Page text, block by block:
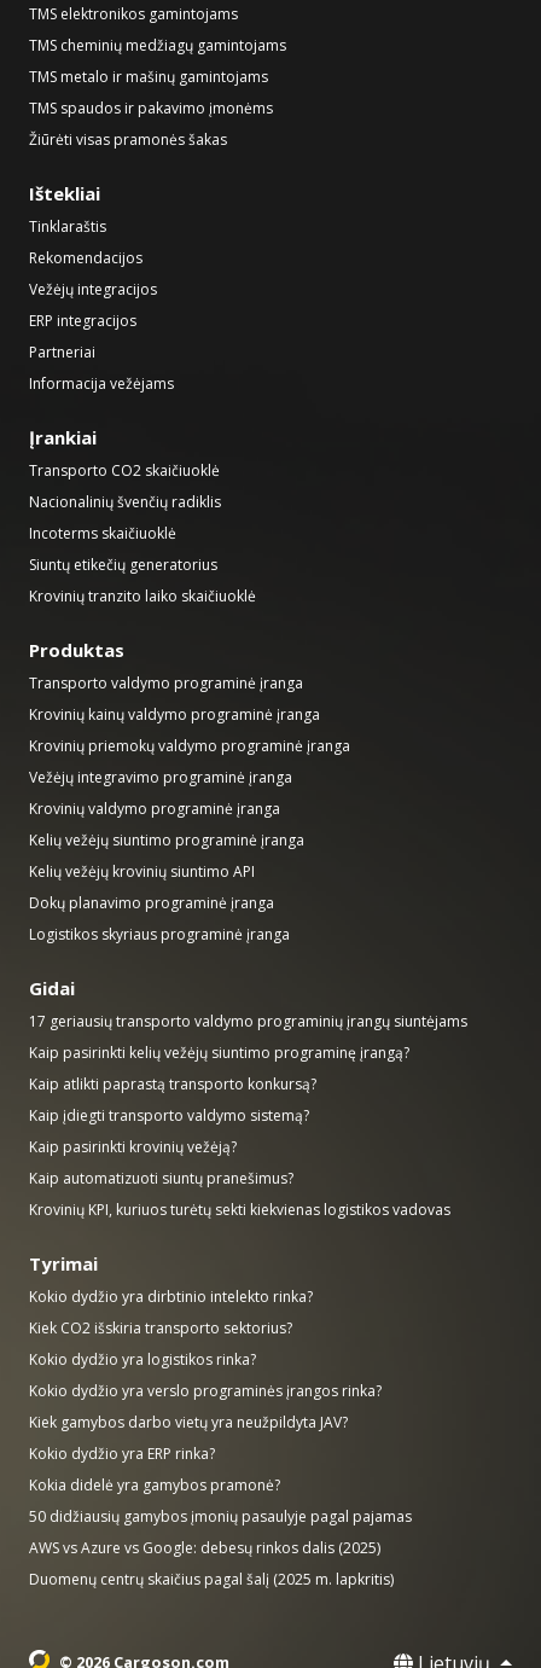
TMS elektronikos gamintojams
TMS cheminių medžiagų gamintojams
TMS metalo ir mašinų gamintojams
TMS spaudos ir pakavimo įmonėms
Žiūrėti visas pramonės šakas
Ištekliai
Tinklaraštis
Rekomendacijos
Vežėjų integracijos
ERP integracijos
Partneriai
Informacija vežėjams
Įrankiai
Transporto CO2 skaičiuoklė
Nacionalinių švenčių radiklis
Incoterms skaičiuoklė
Siuntų etikečių generatorius
Krovinių tranzito laiko skaičiuoklė
Produktas
Transporto valdymo programinė įranga
Krovinių kainų valdymo programinė įranga
Krovinių priemokų valdymo programinė įranga
Vežėjų integravimo programinė įranga
Krovinių valdymo programinė įranga
Kelių vežėjų siuntimo programinė įranga
Kelių vežėjų krovinių siuntimo API
Dokų planavimo programinė įranga
Logistikos skyriaus programinė įranga
Gidai
17 geriausių transporto valdymo programinių įrangų siuntėjams
Kaip pasirinkti kelių vežėjų siuntimo programinę įrangą?
Kaip atlikti paprastą transporto konkursą?
Kaip įdiegti transporto valdymo sistemą?
Kaip pasirinkti krovinių vežėją?
Kaip automatizuoti siuntų pranešimus?
Krovinių KPI, kuriuos turėtų sekti kiekvienas logistikos vadovas
Tyrimai
Kokio dydžio yra dirbtinio intelekto rinka?
Kiek CO2 išskiria transporto sektorius?
Kokio dydžio yra logistikos rinka?
Kokio dydžio yra verslo programinės įrangos rinka?
Kiek gamybos darbo vietų yra neužpildyta JAV?
Kokio dydžio yra ERP rinka?
Kokia didelė yra gamybos pramonė?
50 didžiausių gamybos įmonių pasaulyje pagal pajamas
AWS vs Azure vs Google: debesų rinkos dalis (2025)
Duomenų centrų skaičius pagal šalį (2025 m. lapkritis)
© 2026 Cargoson.com